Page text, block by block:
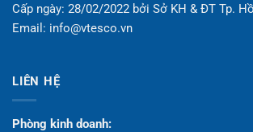
Cấp ngày: 28/02/2022 bởi Sở KH & ĐT Tp.
Email: info@vtesco.vn
LIÊN HỆ
Phòng kinh doanh: